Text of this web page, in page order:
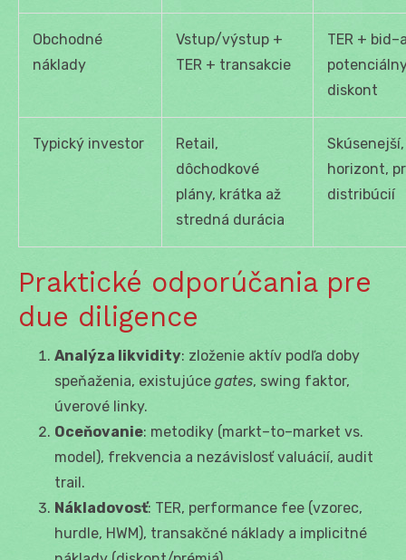
Obchodné
náklady
Vstup/výstup +
TER + transakcie
TER +
diskont
Typický investor
Retail,
dôchodkové
plány, krátka až
stredná durácia
horizont,
distribúcií
Praktické odporúčania pre
due diligence
Analýza likvidity: zloženie aktív podľa doby
speňaženia, existujúce gates, swing faktor,
úverové linky.
Oceňovanie: metodiky (markt–to–market vs.
model), frekvencia a nezávislosť valuácií, audit
trail.
Nákladovosť: TER, performance fee (vzorec,
hurdle, HWM), transakčné náklady a implicitné